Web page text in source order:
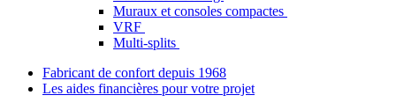
Muraux et consoles compactes
VRF
Multi-splits
Fabricant de confort depuis 1968
Les aides financières pour votre projet